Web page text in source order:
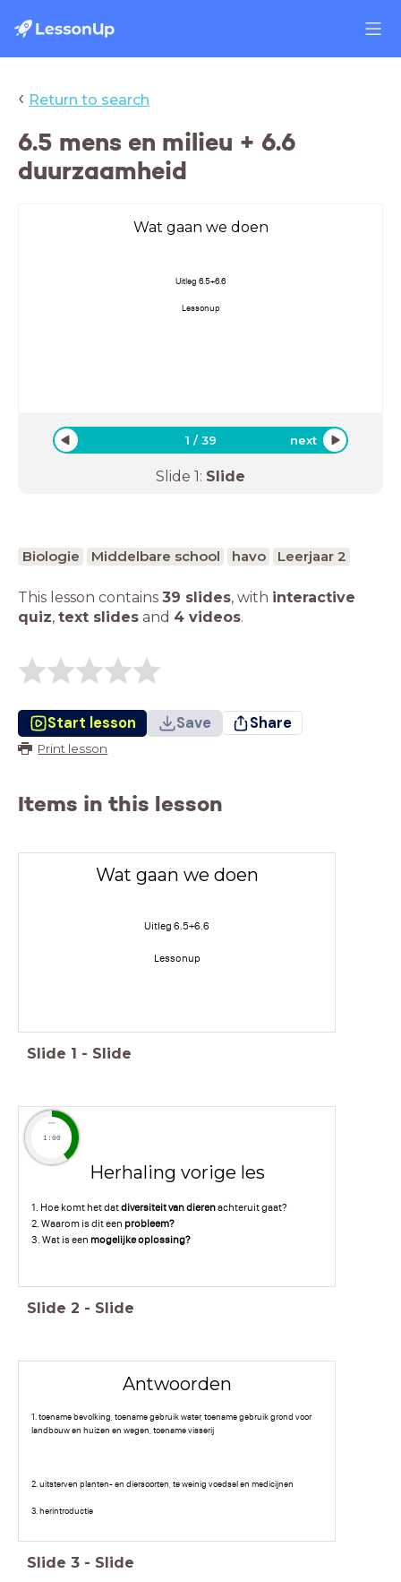
‹ Return to search
6.5 mens en milieu + 6.6
duurzaamheid
Wat gaan we doen
Uitleg 6.5+6.6
Lessonup
1 /39 next
Slide 1: Slide
Biologie Middelbare school havo Leerjaar 2
This lesson contains 39 slides, with interactive
quiz, text slides and 4 videos.
Start lesson Save Share
Print lesson
Items in this lesson
Wat gaan we doen
Uitleg 6.5+6.6
Lessonup
Slide 1 - Slide
Herhaling vorige les
1. Hoe komt het datdiversiteit van dierenachteruit gaat?
2. Waarom is dit een probleem?
3. Wat is een mogelijke oplossing?
timer
1:00
Slide 2 - Slide
Antwoorden
1. toename bevolking, toename gebruik water, toename gebruik grond voor
landbouw en huizen en wegen, toename visserij
2. uitsterven planten- en diersoorten, te weinig voedsel en medicijnen
3. herintroductie
Slide 3 - Slide